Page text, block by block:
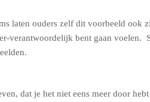
laten ouders zelf dit voorbeeld ook
verantwoordelijk bent gaan voelen.
dat je het niet eens meer door